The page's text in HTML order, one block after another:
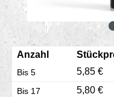
Anzahl
Bis 5 5,85 €
Bis 17 5,80 €